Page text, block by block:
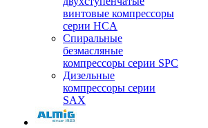
винтовые компрессоры
серии HCA
Спиральные
безмасляные
компрессоры серии SPC
Дизельные
компрессоры серии
SAX